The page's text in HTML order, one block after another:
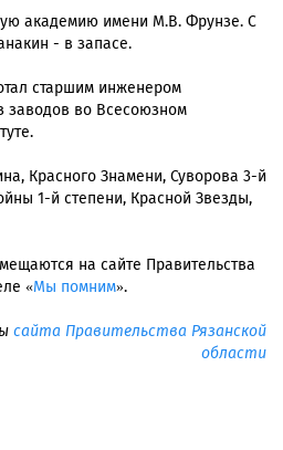
академию имени М.В. Фрунзе. С
- в запасе.
старшим инженером
заводов во Всесоюзном
Красного Знамени, Суворова 3-й
1-й степени, Красной Звезды,
на сайте Правительства
«Мы помним».
сайта Правительства Рязанской
области